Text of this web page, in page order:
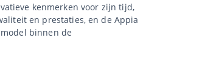
kenmerken voor zijn tijd,
en prestaties, en de Appia
binnen de